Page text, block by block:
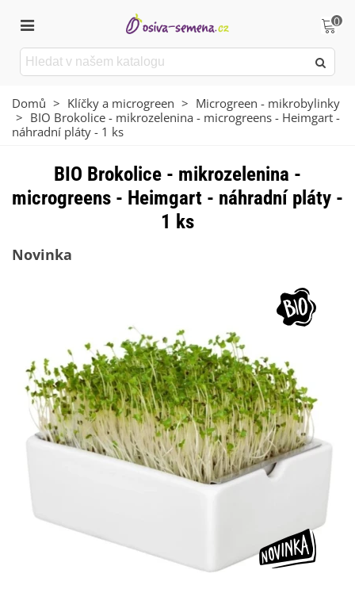
0
Domů > Klíčky a microgreen > Microgreen - mikrobylinky
> BIO Brokolice - mikrozelenina - microgreens - Heimgart -
náhradní pláty - 1 ks
BIO Brokolice - mikrozelenina -
microgreens - Heimgart - náhradní pláty -
1 ks
Novinka